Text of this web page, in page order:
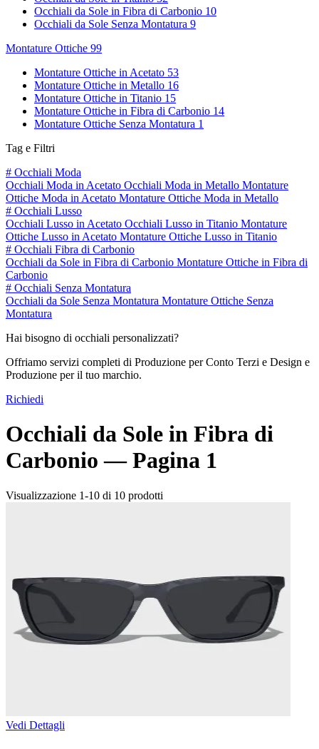
Occhiali da Sole in Fibra di Carbonio 10
Occhiali da Sole Senza Montatura 9
Montature Ottiche 99
Montature Ottiche in Acetato 53
Montature Ottiche in Metallo 16
Montature Ottiche in Titanio 15
Montature Ottiche in Fibra di Carbonio 14
Montature Ottiche Senza Montatura 1
Tag e Filtri
# Occhiali Moda
Occhiali Moda in Acetato Occhiali Moda in Metallo Montature
Ottiche Moda in Acetato Montature Ottiche Moda in Metallo
# Occhiali Lusso
Occhiali Lusso in Acetato Occhiali Lusso in Titanio Montature
Ottiche Lusso in Acetato Montature Ottiche Lusso in Titanio
# Occhiali Fibra di Carbonio
Occhiali da Sole in Fibra di Carbonio Montature Ottiche in Fibra di
Carbonio
# Occhiali Senza Montatura
Occhiali da Sole Senza Montatura Montature Ottiche Senza
Montatura
Hai bisogno di occhiali personalizzati?
Offriamo servizi completi di Produzione per Conto Terzi e Design e
Produzione per il tuo marchio.
Richiedi
Occhiali da Sole in Fibra di
Carbonio —Pagina 1
Visualizzazione 1-10 di 10 prodotti
Vedi Dettagli